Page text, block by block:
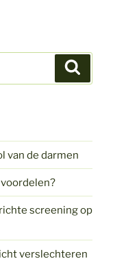
van de darmen
voordelen?
screening op
verslechteren